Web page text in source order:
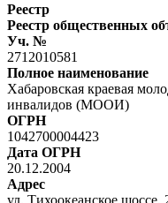
Реестр
Реестр общественных
Уч. №
2712010581
Полное наименование
Хабаровская краевая
инвалидов (МООИ)
ОГРН
1042700004423
Дата ОГРН
20.12.2004
Адрес
ул. Тихоокеанское шоссе,